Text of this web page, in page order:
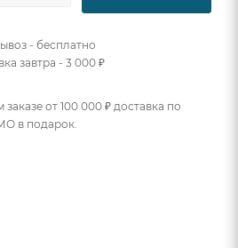
- бесплатно
завтра - 3 000 ₽
от 100 000 ₽ доставка по
в подарок.